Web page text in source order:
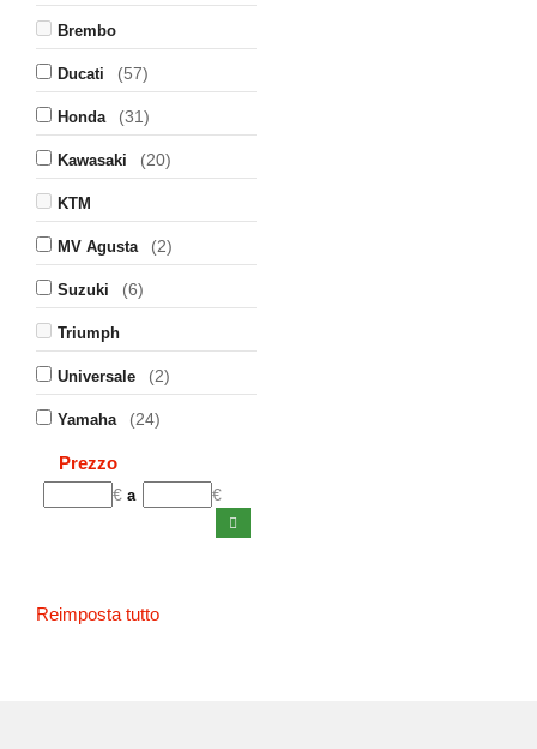
Brembo
Ducati (57)
Honda (31)
Kawasaki (20)
KTM
MV Agusta (2)
Suzuki (6)
Triumph
Universale (2)
Yamaha (24)
Prezzo
€ a €
Reimposta tutto